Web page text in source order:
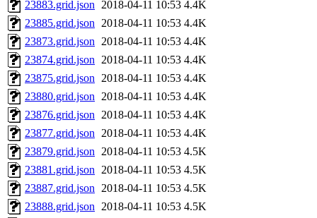
23883.grid.json 2018-04-11 10:53 4.4K
23885.grid.json 2018-04-11 10:53 4.4K
23873.grid.json 2018-04-11 10:53 4.4K
23874.grid.json 2018-04-11 10:53 4.4K
23875.grid.json 2018-04-11 10:53 4.4K
23880.grid.json 2018-04-11 10:53 4.4K
23876.grid.json 2018-04-11 10:53 4.4K
23877.grid.json 2018-04-11 10:53 4.4K
23879.grid.json 2018-04-11 10:53 4.5K
23881.grid.json 2018-04-11 10:53 4.5K
23887.grid.json 2018-04-11 10:53 4.5K
23888.grid.json 2018-04-11 10:53 4.5K